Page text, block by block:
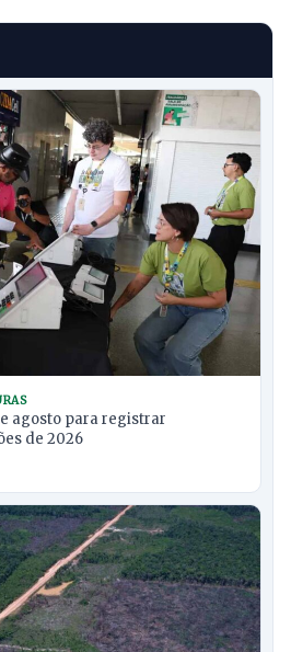
agosto para registrar
de 2026